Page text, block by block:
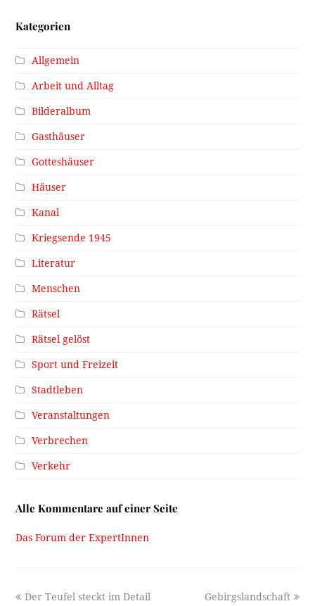
Kategorien
Allgemein
Arbeit und Alltag
Bilderalbum
Gasthäuser
Gotteshäuser
Häuser
Kanal
Kriegsende 1945
Literatur
Menschen
Rätsel
Rätsel gelöst
Sport und Freizeit
Stadtleben
Veranstaltungen
Verbrechen
Verkehr
Alle Kommentare auf einer Seite
Das Forum der ExpertInnen
previous
Der Teufel steckt im Detail next
Gebirgslandschaft